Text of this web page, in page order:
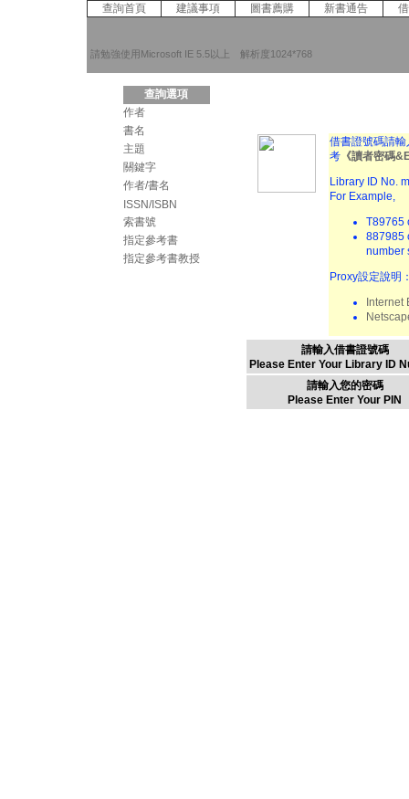
查詢首頁 建議事項 圖書薦購 新書通告
請勉強使用Microsoft IE 5.5以上 解析度1024*768
查詢選項
作者
書名
主題
關鍵字
作者/書名
ISSN/ISBN
索書號
指定參考書
指定參考書教授
借書證號碼請
考《讀者密碼
Library ID No.
For Example,
T89765
887985
number
Proxy設定說明
Internet
請輸入借書證號碼
Please Enter Your Library ID
請輸入您的密碼
Please Enter Your PIN